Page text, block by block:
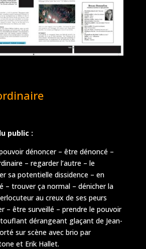
public :
dénoncer – être dénoncé –
– regarder l’autre – le
sa potentielle dissidence – en
– trouver ça normal – dénicher la
au creux de ses peurs
– être surveillé – prendre le pouvoir
dérangeant glaçant de Jean-
sur scène avec brio par
et Erik Hallet.